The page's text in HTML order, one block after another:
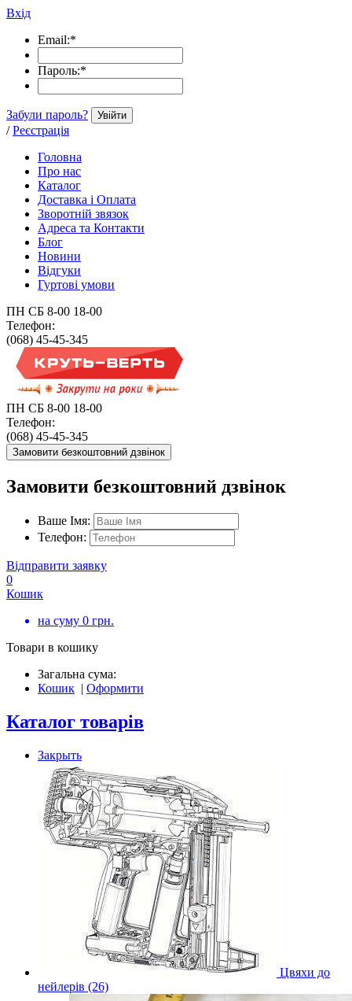
Вхід
Email:*
Пароль:*
Забули пароль? Увійти
/ Реєстрація
Головна
Про нас
Каталог
Доставка і Оплата
Зворотній звязок
Адреса та Контакти
Блог
Новини
Відгуки
Гуртові умови
ПН СБ 8-00 18-00
Телефон:
(068) 45-45-345
ПН СБ 8-00 18-00
Телефон:
(068) 45-45-345
Замовити безкоштовний дзвінок
Замовити безкоштовний дзвінок
Ваше Імя:
Телефон:
Відправити заявку
0
Кошик
на суму 0 грн.
Товари в кошику
Загальна сума:
Кошик | Оформити
Каталог товарів
Закрыть
Цвяхи до
нейлерів (26)